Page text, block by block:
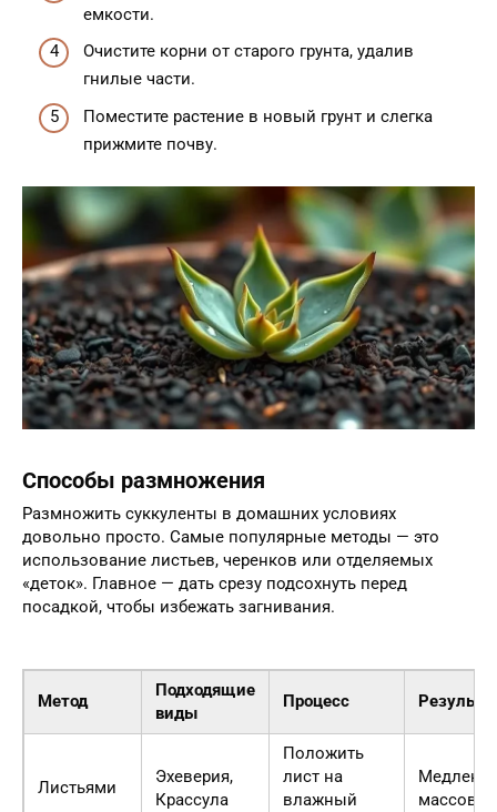
емкости.
Очистите корни от старого грунта, удалив
гнилые части.
Поместите растение в новый грунт и слегка
прижмите почву.
Способы размножения
Размножить суккуленты в домашних условиях
довольно просто. Самые популярные методы — это
использование листьев, черенков или отделяемых
«деток». Главное — дать срезу подсохнуть перед
посадкой, чтобы избежать загнивания.
Метод
Подходящие
виды
Процесс
Листьями
Эхеверия,
Крассула
Положить
лист на
влажный
массово